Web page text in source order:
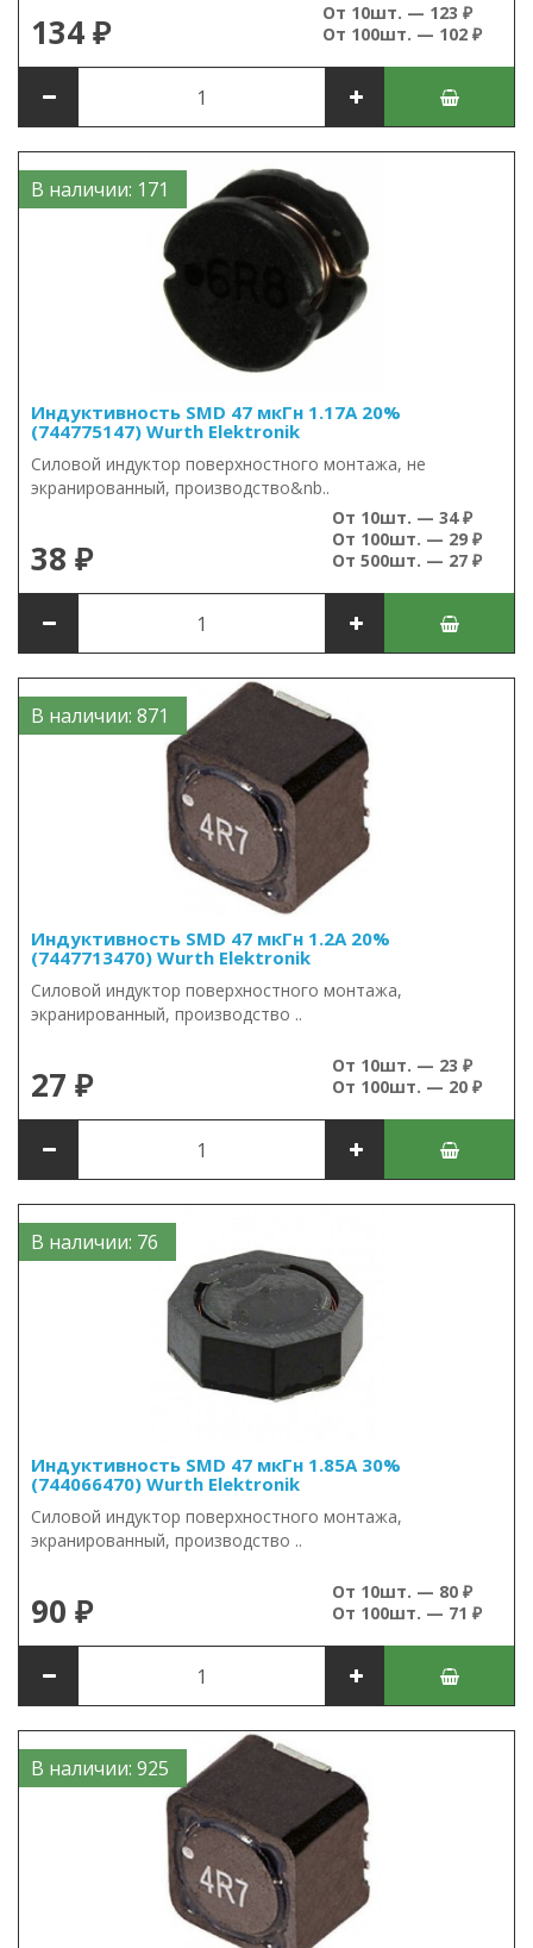
134 ₽
От 10шт. — 123 ₽
От 100шт. — 102 ₽
В наличии: 171
Индуктивность SMD 47 мкГн 1.17А 20%
(744775147) Wurth Elektronik
Силовой индуктор поверхностного монтажа, не
экранированный, производство&nb..
38 ₽
От 10шт. — 34 ₽
От 100шт. — 29 ₽
От 500шт. — 27 ₽
В наличии: 871
Индуктивность SMD 47 мкГн 1.2А 20%
(7447713470) Wurth Elektronik
Силовой индуктор поверхностного монтажа,
экранированный, производство ..
27 ₽
От 10шт. — 23 ₽
От 100шт. — 20 ₽
В наличии: 76
Индуктивность SMD 47 мкГн 1.85А 30%
(744066470) Wurth Elektronik
Силовой индуктор поверхностного монтажа,
экранированный, производство ..
90 ₽
От 10шт. — 80 ₽
От 100шт. — 71 ₽
В наличии: 925